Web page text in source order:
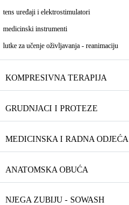
tens uređaji i elektrostimulatori
medicinski instrumenti
lutke za učenje oživljavanja - reanimaciju
KOMPRESIVNA TERAPIJA
GRUDNJACI I PROTEZE
MEDICINSKA I RADNA ODJEĆA
ANATOMSKA OBUĆA
NJEGA ZUBIJU - SOWASH